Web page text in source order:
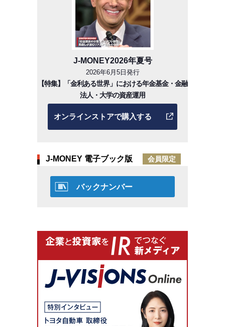
J-MONEY2026年夏号
2026年6月5日発行
【特集】「金利ある世界」における年金基金・金融
法人・大学の資産運用
オンラインストアで購入する
J-MONEY 電子ブック版 会員限定
バックナンバー